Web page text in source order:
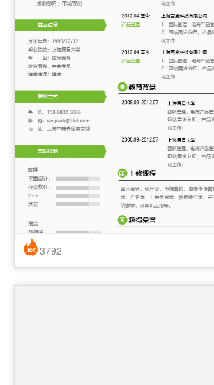
简历风格： 时尚 / 简洁 / 应届生
3792